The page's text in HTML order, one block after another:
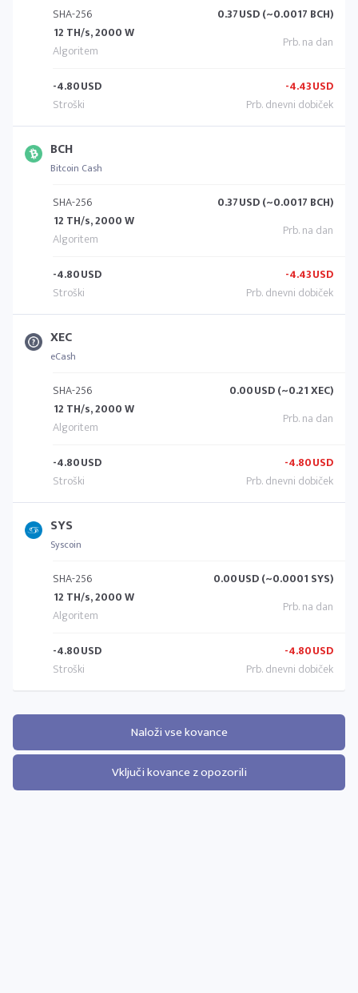
SHA-256
12 TH/s, 2000 W
0.37USD (~0.0017 BCH)
-4.80USD -4.43USD
BCH
Bitcoin Cash
SHA-256
12 TH/s, 2000 W
0.37USD (~0.0017 BCH)
-4.80USD -4.43USD
XEC
eCash
SHA-256
12 TH/s, 2000 W
0.00USD (~0.21 XEC)
-4.80USD -4.80USD
SYS
Syscoin
SHA-256
12 TH/s, 2000 W
0.00USD (~0.0001 SYS)
-4.80USD -4.80USD
Naloži vse kovance
Vključi kovance z opozorili